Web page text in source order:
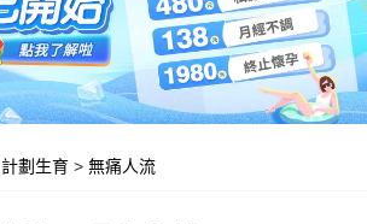
計劃生育 > 無痛人流